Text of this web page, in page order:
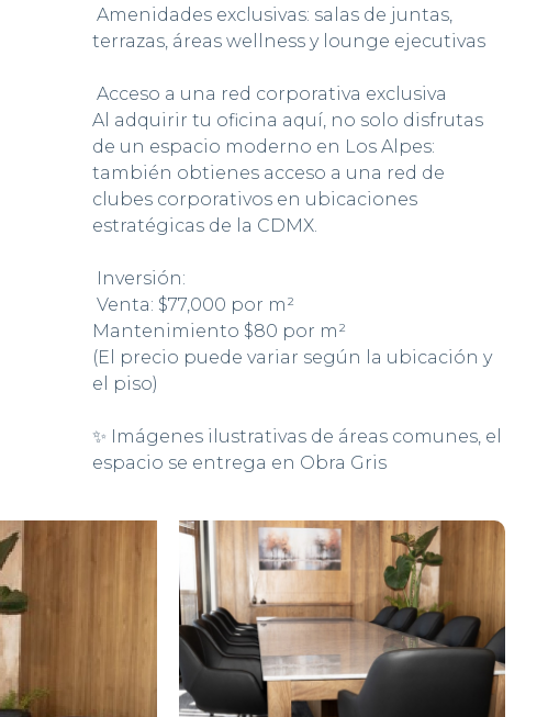
Amenidades exclusivas: salas de juntas,
terrazas, áreas wellness y lounge ejecutivas
Acceso a una red corporativa exclusiva
Al adquirir tu oficina aquí, no solo disfrutas
de un espacio moderno en Los Alpes:
también obtienes acceso a una red de
clubes corporativos en ubicaciones
estratégicas de la CDMX.
Inversión:
Venta: $77,000 por m²
Mantenimiento $80 por m²
(El precio puede variar según la ubicación y
el piso)
✨ Imágenes ilustrativas de áreas comunes, el
espacio se entrega en Obra Gris